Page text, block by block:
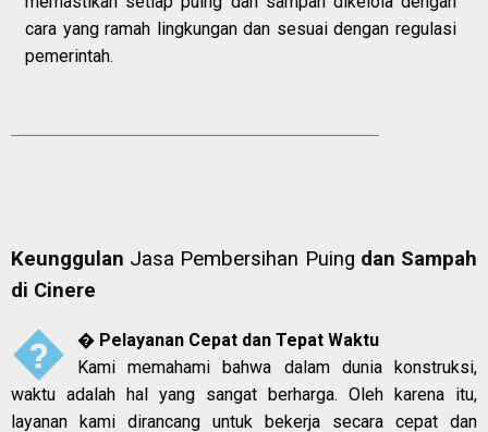
cara yang ramah lingkungan dan sesuai dengan regulasi
pemerintah.
Keunggulan Jasa Pembersihan Puing dan Sampah
di Cinere
  Pelayanan Cepat dan Tepat Waktu
Kami memahami bahwa dalam dunia konstruksi,
waktu adalah hal yang sangat berharga. Oleh karena itu,
layanan kami dirancang untuk bekerja secara cepat dan